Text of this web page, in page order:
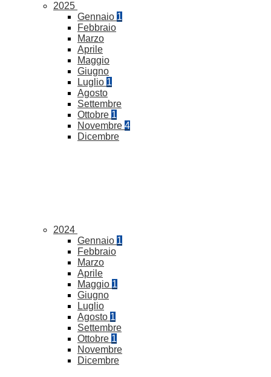
2025
Gennaio 1
Febbraio
Marzo
Aprile
Maggio
Giugno
Luglio 1
Agosto
Settembre
Ottobre 1
Novembre 4
Dicembre
2024
Gennaio 1
Febbraio
Marzo
Aprile
Maggio 1
Giugno
Luglio
Agosto 1
Settembre
Ottobre 1
Novembre
Dicembre